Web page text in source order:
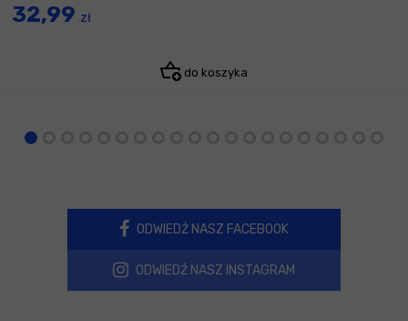
32,99 zł
do koszyka
ODWIEDŹ NASZ FACEBOOK
ODWIEDŹ NASZ INSTAGRAM